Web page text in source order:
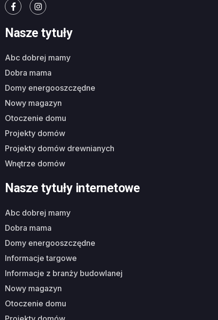
Nasze tytuły
abc dobrej mamy
dobra mama
domy energooszczędne
nowy magazyn
otoczenie domu
projekty domów
projekty domów drewnianych
wnętrze domów
Nasze tytuły internetowe
abc dobrej mamy
dobra mama
domy energooszczędne
informacje targowe
informacje z branży budowlanej
nowy magazyn
otoczenie domu